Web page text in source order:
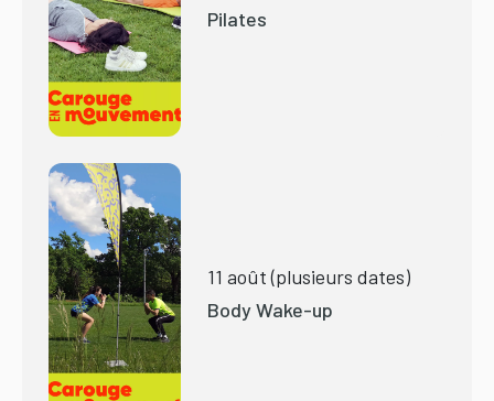
Pilates
11 août (plusieurs dates)
Body Wake-up